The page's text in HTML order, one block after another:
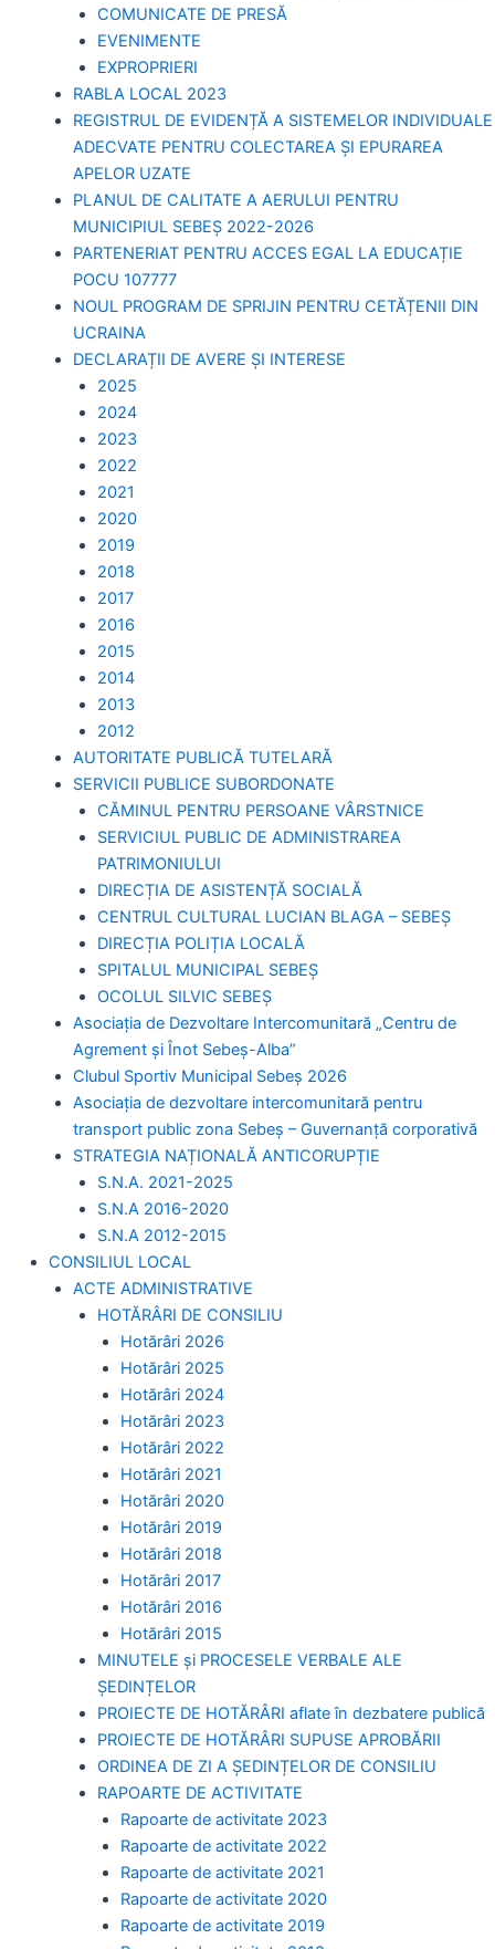
COMUNICATE DE PRESĂ
EVENIMENTE
EXPROPRIERI
RABLA LOCAL 2023
REGISTRUL DE EVIDENȚĂ A SISTEMELOR INDIVIDUALE
ADECVATE PENTRU COLECTAREA ȘI EPURAREA
APELOR UZATE
PLANUL DE CALITATE A AERULUI PENTRU
MUNICIPIUL SEBEȘ 2022-2026
PARTENERIAT PENTRU ACCES EGAL LA EDUCAȚIE
POCU 107777
NOUL PROGRAM DE SPRIJIN PENTRU CETĂȚENII DIN
UCRAINA
DECLARAȚII DE AVERE ȘI INTERESE
2025
2024
2023
2022
2021
2020
2019
2018
2017
2016
2015
2014
2013
2012
AUTORITATE PUBLICĂ TUTELARĂ
SERVICII PUBLICE SUBORDONATE
CĂMINUL PENTRU PERSOANE VÂRSTNICE
SERVICIUL PUBLIC DE ADMINISTRAREA
PATRIMONIULUI
DIRECȚIA DE ASISTENȚĂ SOCIALĂ
CENTRUL CULTURAL LUCIAN BLAGA – SEBEȘ
DIRECȚIA POLIȚIA LOCALĂ
SPITALUL MUNICIPAL SEBEȘ
OCOLUL SILVIC SEBEȘ
Asociația de Dezvoltare Intercomunitară „Centru de
Agrement și Înot Sebeș-Alba”
Clubul Sportiv Municipal Sebeș 2026
Asociația de dezvoltare intercomunitară pentru
transport public zona Sebeș – Guvernanță corporativă
STRATEGIA NAȚIONALĂ ANTICORUPȚIE
S.N.A. 2021-2025
S.N.A 2016-2020
S.N.A 2012-2015
CONSILIUL LOCAL
ACTE ADMINISTRATIVE
HOTĂRÂRI DE CONSILIU
Hotărâri 2026
Hotărâri 2025
Hotărâri 2024
Hotărâri 2023
Hotărâri 2022
Hotărâri 2021
Hotărâri 2020
Hotărâri 2019
Hotărâri 2018
Hotărâri 2017
Hotărâri 2016
Hotărâri 2015
MINUTELE și PROCESELE VERBALE ALE
ȘEDINȚELOR
PROIECTE DE HOTĂRÂRI aflate în dezbatere publică
PROIECTE DE HOTĂRÂRI SUPUSE APROBĂRII
ORDINEA DE ZI A ȘEDINȚELOR DE CONSILIU
RAPOARTE DE ACTIVITATE
Rapoarte de activitate 2023
Rapoarte de activitate 2022
Rapoarte de activitate 2021
Rapoarte de activitate 2020
Rapoarte de activitate 2019